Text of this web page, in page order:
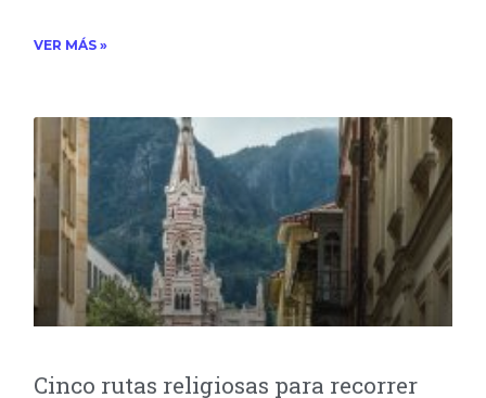
VER MÁS »
Cinco rutas religiosas para recorrer